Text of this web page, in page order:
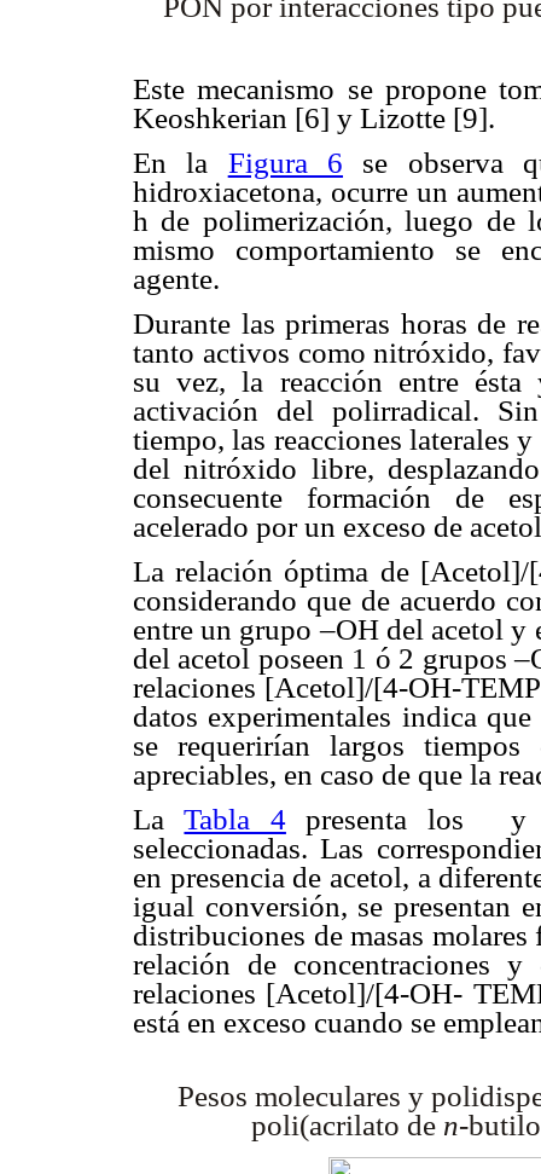
PON por interacciones tipo
Este mecanismo se propone
Keoshkerian [6] y Lizotte [9].
En la Figura 6 se observa
hidroxiacetona, ocurre un
h de polimerización, luego de
mismo comportamiento se
agente.
Durante las primeras horas de
tanto activos como nitróxido,
su vez, la reacción entre
activación del polirradical.
tiempo, las reacciones laterales
del nitróxido libre,
consecuente formación de
acelerado por un exceso de
La relación óptima de [Acetol]/
considerando que de acuerdo
entre un grupo –OH del acetol
del acetol poseen 1 ó 2 grupos
relaciones [Acetol]/[4-OH-
datos experimentales indica
se requerirían largos tiempos
apreciables, en caso de que la
LaTabla 4presenta los
y
seleccionadas. Las
en presencia de acetol, a
igual conversión, se presentan
distribuciones de masas
relación de concentraciones
relaciones [Acetol]/[4-OH-
está en exceso cuando se
Pesos moleculares y
poli(acrilato de n-